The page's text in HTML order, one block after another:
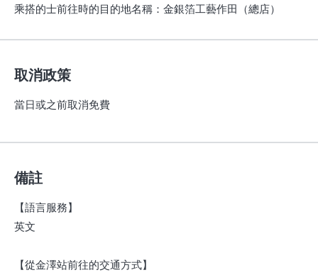
乘搭的士前往時的目的地名稱 ： 金銀箔工藝作田（總店）
取消政策
當日或之前取消免費
備註
【語言服務】
英文
【從金澤站前往的交通方式】